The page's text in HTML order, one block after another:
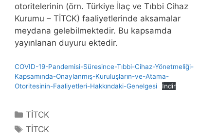
otoritelerinin (örn. Türkiye İlaç ve Tıbbi Cihaz
Kurumu – TİTCK) faaliyetlerinde aksamalar
meydana gelebilmektedir. Bu kapsamda
yayınlanan duyuru ektedir.
COVID-19-Pandemisi-Süresince-Tıbbi-Cihaz-Yönetmeliği-
Kapsamında-Onaylanmış-Kuruluşların-ve-Atama-
Otoritesinin-Faaliyetleri-Hakkındaki-Genelgesi
İndir
Kategoriler
TİTCK
Etiketler
TİTCK